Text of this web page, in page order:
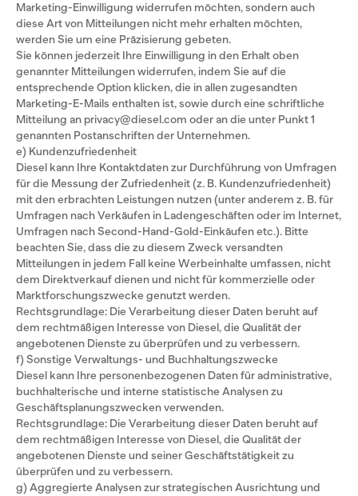
Marketing-Einwilligung widerrufen möchten, sondern auch
diese Art von Mitteilungen nicht mehr erhalten möchten,
werden Sie um eine Präzisierung gebeten.
Sie können jederzeit Ihre Einwilligung in den Erhalt oben
genannter Mitteilungen widerrufen, indem Sie auf die
entsprechende Option klicken, die in allen zugesandten
Marketing-E-Mails enthalten ist, sowie durch eine schriftliche
Mitteilung an privacy@diesel.com oder an die unter Punkt 1
genannten Postanschriften der Unternehmen.
e) Kundenzufriedenheit
Diesel kann Ihre Kontaktdaten zur Durchführung von Umfragen
für die Messung der Zufriedenheit (z. B. Kundenzufriedenheit)
mit den erbrachten Leistungen nutzen (unter anderem z. B. für
Umfragen nach Verkäufen in Ladengeschäften oder im Internet,
Umfragen nach Second-Hand-Gold-Einkäufen etc.). Bitte
beachten Sie, dass die zu diesem Zweck versandten
Mitteilungen in jedem Fall keine Werbeinhalte umfassen, nicht
dem Direktverkauf dienen und nicht für kommerzielle oder
Marktforschungszwecke genutzt werden.
Rechtsgrundlage: Die Verarbeitung dieser Daten beruht auf
dem rechtmäßigen Interesse von Diesel, die Qualität der
angebotenen Dienste zu überprüfen und zu verbessern.
f) Sonstige Verwaltungs- und Buchhaltungszwecke
Diesel kann Ihre personenbezogenen Daten für administrative,
buchhalterische und interne statistische Analysen zu
Geschäftsplanungszwecken verwenden.
Rechtsgrundlage: Die Verarbeitung dieser Daten beruht auf
dem rechtmäßigen Interesse von Diesel, die Qualität der
angebotenen Dienste und seiner Geschäftstätigkeit zu
überprüfen und zu verbessern.
g) Aggregierte Analysen zur strategischen Ausrichtung und